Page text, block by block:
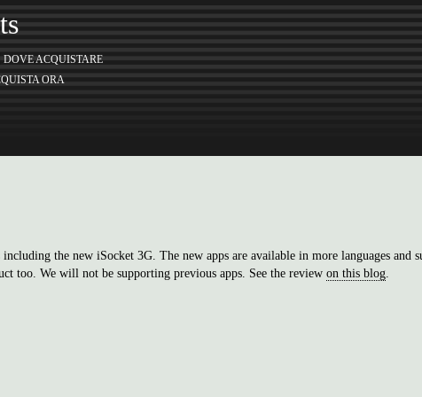
DOVE ACQUISTARE
ORA
the new iSocket 3G. The new apps are available in more languages and
too. We will not be supporting previous apps. See the review on this blog.